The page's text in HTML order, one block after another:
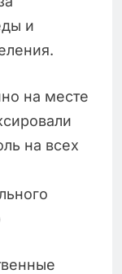
и
на месте
на всех